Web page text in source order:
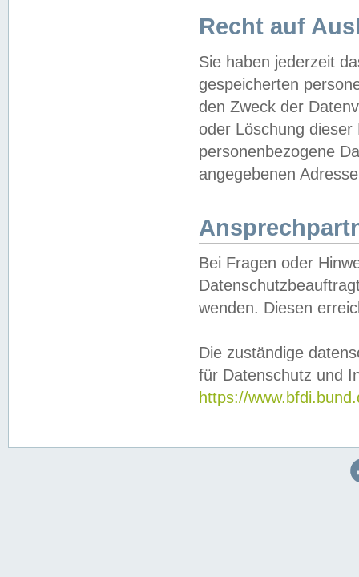
Recht auf
Sie haben jederzeit
gespeicherten
den Zweck der
oder Löschung
personenbezogene
angegebenen
Bei Fragen oder
wenden. Diesen
Die zuständige
für Datenschutz und
https://